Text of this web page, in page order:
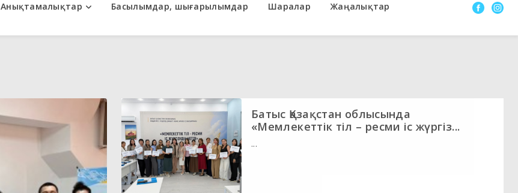
Анықтамалықтар Басылымдар, шығарылымдар Шаралар Жаңалықтар
Батыс Қазақстан облысында
«Мемлекеттік тіл – ресми іс жүргіз...
...